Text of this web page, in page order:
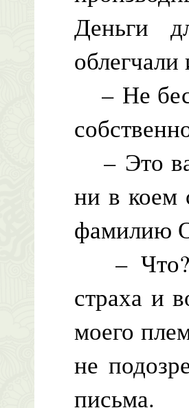
Деньги
– Не
– Это
ни в коем
фамилию
– Что?
страха и
моего
не
письма.